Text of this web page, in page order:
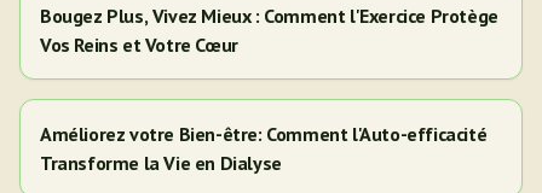
Bougez Plus, Vivez Mieux : Comment l'Exercice Protège
Vos Reins et Votre Cœur
Améliorez votre Bien-être: Comment l'Auto-efficacité
Transforme la Vie en Dialyse